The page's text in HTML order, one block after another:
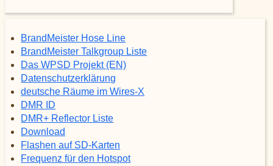
BrandMeister Hose Line
BrandMeister Talkgroup Liste
Das WPSD Projekt (EN)
Datenschutzerklärung
deutsche Räume im Wires-X
DMR ID
DMR+ Reflector Liste
Download
Flashen auf SD-Karten
Frequenz für den Hotspot